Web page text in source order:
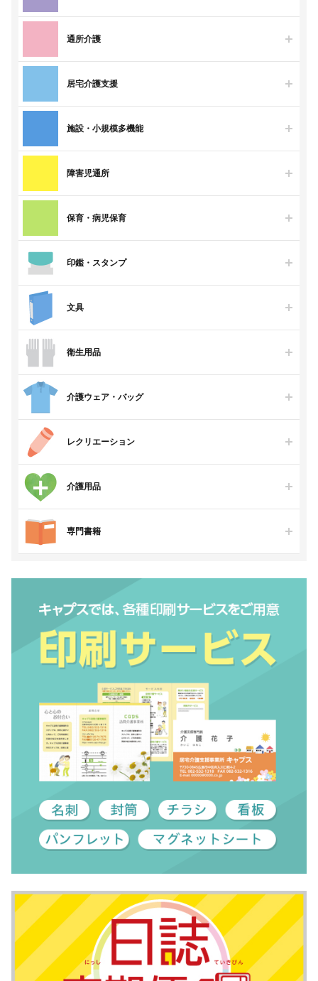
通所介護
居宅介護支援
施設・小規模多機能
障害児通所
保育・病児保育
印鑑・スタンプ
文具
衛生用品
介護ウェア・バッグ
レクリエーション
介護用品
専門書籍